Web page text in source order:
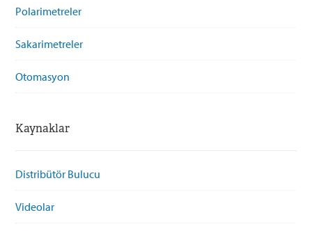
Polarimetreler
Sakarimetreler
Otomasyon
Kaynaklar
Distribütör Bulucu
Videolar